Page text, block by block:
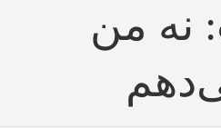
نه من